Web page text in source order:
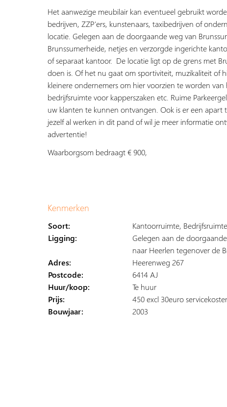
Het aanwezige meubilair kan eventueel gebruikt
bedrijven, ZZP'ers, kunstenaars, taxibedrijven of
locatie. Gelegen aan de doorgaande weg van
Brunssumerheide, netjes en verzorgde ingerichte
of separaat kantoor. De locatie ligt op de grens met
doen is. Of het nu gaat om sportiviteit, muzikaliteit of
kleinere ondernemers om hier voorzien te worden
bedrijfsruimte voor kapperszaken etc. Ruime
uw klanten te kunnen ontvangen. Ook is er een apart
jezelf al werken in dit pand of wil je meer informatie
advertentie!
Waarborgsom bedraagt € 900,
Kenmerken
Soort:
Kantoorruimte, Bedrijfsruimte
Ligging:
Gelegen aan de
naar Heerlen tegenover de
Adres:
Heerenweg 267
Postcode:
6414 AJ
Huur/koop:
Te huur
Prijs:
450 excl 30euro
Bouwjaar:
2003